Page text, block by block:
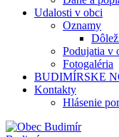
Udalosti v obci
Oznamy
Podujatia v
Fotogaléria
BUDIMÍRSKE
Kontakty
Hlásenie